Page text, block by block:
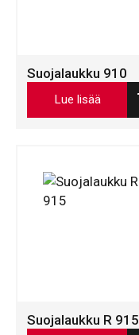
Suojalaukku 910
Lue lisää
Suojalaukku R 915